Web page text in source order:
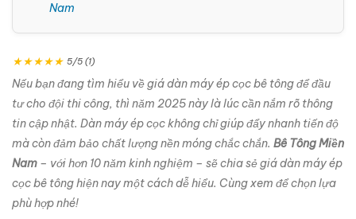
Nam
★★★★★ 5/5 (1)
Nếu bạn đang tìm hiểu về giá dàn máy ép cọc bê tông để đầu
tư cho đội thi công, thì năm 2025 này là lúc cần nắm rõ thông
tin cập nhật. Dàn máy ép cọc không chỉ giúp đẩy nhanh tiến độ
mà còn đảm bảo chất lượng nền móng chắc chắn. Bê Tông Miền
Nam – với hơn 10 năm kinh nghiệm – sẽ chia sẻ giá dàn máy ép
cọc bê tông hiện nay một cách dễ hiểu. Cùng xem để chọn lựa
phù hợp nhé!